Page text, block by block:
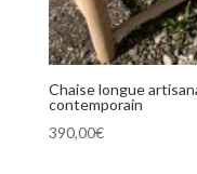
Chaise longue
contemporain
390,00€